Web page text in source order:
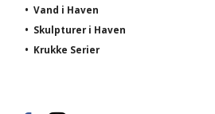
• Vand i Haven
• Skulpturer i Haven
• Krukke Serier